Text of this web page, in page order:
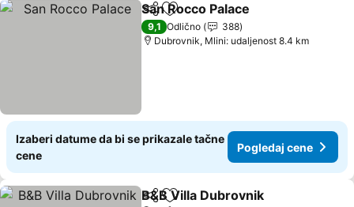
Deli Dodati u favorite
San Rocco Palace
9,1 Odlično
388
Dubrovnik, Mlini: udaljenost 8.4 km
Izaberi datume da bi se prikazale tačne
cene
Pogledaj cene
Deli Dodati u favorite
B&B Villa Dubrovnik